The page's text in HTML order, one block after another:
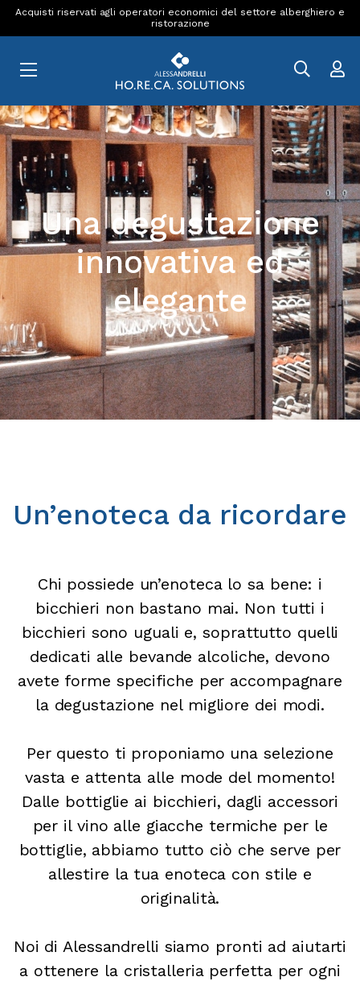
Acquisti riservati agli operatori economici del settore alberghiero e
ristorazione
Una degustazione
innovativa ed
elegante
Un’enoteca da ricordare
Chi possiede un’enoteca lo sa bene: i
bicchieri non bastano mai. Non tutti i
bicchieri sono uguali e, soprattutto quelli
dedicati alle bevande alcoliche, devono
avete forme specifiche per accompagnare
la degustazione nel migliore dei modi.
Per questo ti proponiamo una selezione
vasta e attenta alle mode del momento!
Dalle bottiglie ai bicchieri, dagli accessori
per il vino alle giacche termiche per le
bottiglie, abbiamo tutto ciò che serve per
allestire la tua enoteca con stile e
originalità.
Noi di Alessandrelli siamo pronti ad aiutarti
a ottenere la cristalleria perfetta per ogni